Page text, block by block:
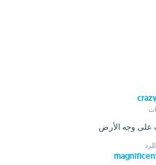
على وجه الأرض
للرد